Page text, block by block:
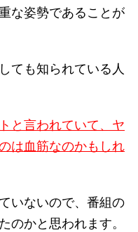
な姿勢であることが
ても知られている人
と言われていて、ヤ
は血筋なのかもしれ
いないので、番組の
のかと思われます。